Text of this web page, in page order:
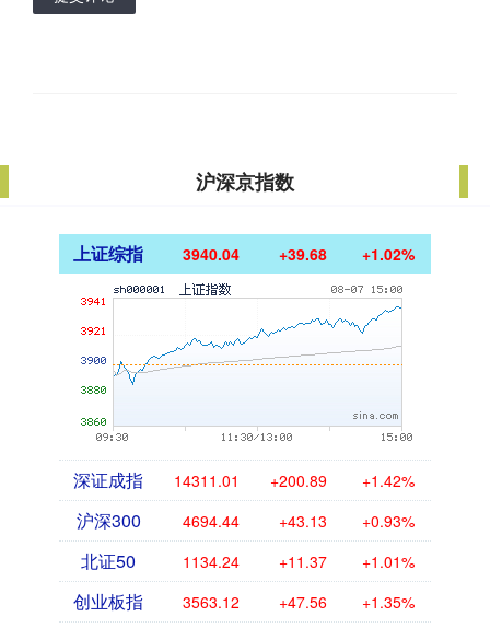
沪深京指数
上证综指 3940.04 +39.68 +1.02%
深证成指 14311.01 +200.89 +1.42%
沪深300 4694.44 +43.13 +0.93%
北证50 1134.24 +11.37 +1.01%
创业板指 3563.12 +47.56 +1.35%